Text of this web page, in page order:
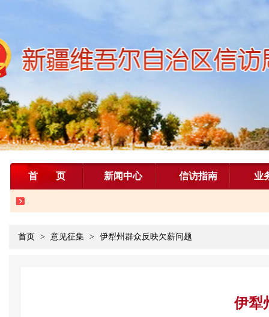
首页 新闻中心 信访指南 业
首页 > 意见征集 > 伊犁州群众反映欠薪问题
伊犁